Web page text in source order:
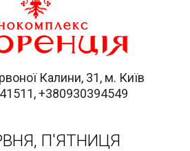
Калини, 31, м. Київ
+380930394549
П'ЯТНИЦЯ